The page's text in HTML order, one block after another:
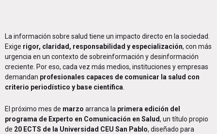
La información sobre salud tiene un impacto directo en la sociedad.
Exige rigor, claridad, responsabilidad y especialización, con más
urgencia en un contexto de sobreinformación y desinformación
creciente. Por eso, cada vez más medios, instituciones y empresas
demandan profesionales capaces de comunicar la salud con
criterio periodístico y base científica.
El próximo mes de marzo arranca la primera edición del
programa de Experto en Comunicación en Salud, un título propio
de 20 ECTS de la Universidad CEU San Pablo, diseñado para